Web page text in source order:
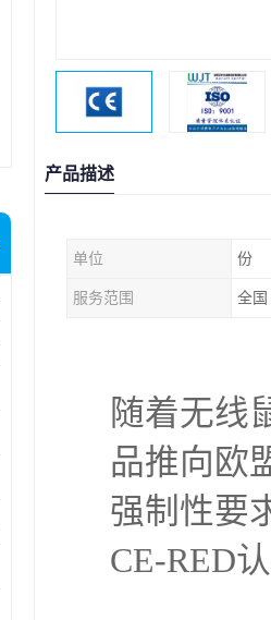
产品描述
单位 份
服务范围 全国
随着无线
品推向欧
强制性要
CE-RED